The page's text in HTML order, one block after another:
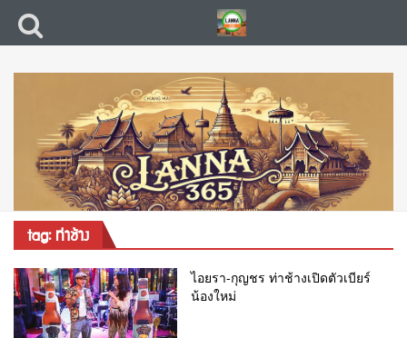
tag: ท่าช้าง
ไอยรา-กุญชร ท่าช้างเปิดตัวเบียร์
น้องใหม่